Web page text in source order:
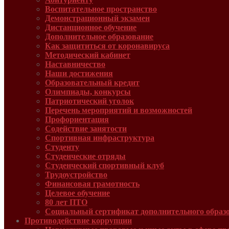
Воспитательное пространство
Демонстрационный экзамен
Дистанционное обучение
Дополнительное образование
Как защититься от коронавируса
Методический кабинет
Наставничество
Наши достижения
Образовательный кредит
Олимпиады, конкурсы
Патриотический уголок
Перечень мероприятий и возможностей
Профориентация
Содействие занятости
Спортивная инфраструктура
Студенту
Студенческие отряды
Студенческий спортивный клуб
Трудоустройство
Финансовая грамотность
Целевое обучение
80 лет ПТО
Социальный сертификат дополнительного
Противодействие коррупции